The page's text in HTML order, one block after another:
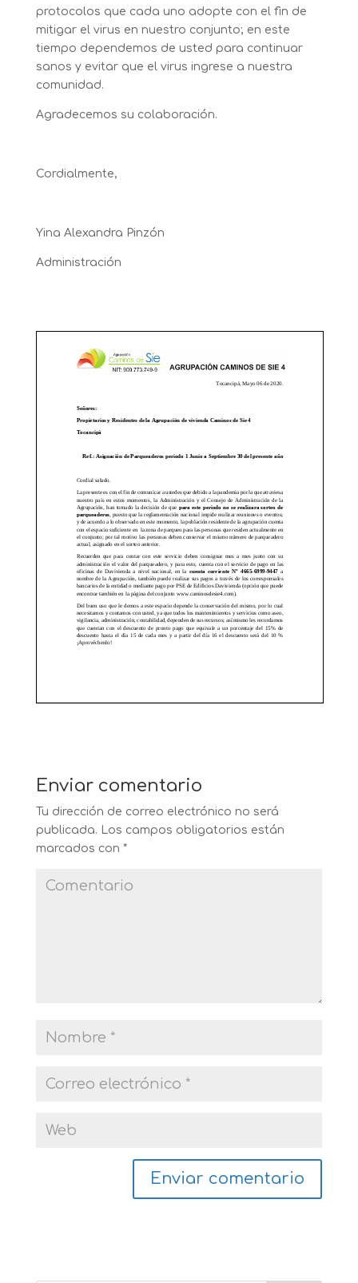
protocolos que cada uno adopte con el fin de
mitigar el virus en nuestro conjunto; en este
tiempo dependemos de usted para continuar
sanos y evitar que el virus ingrese a nuestra
comunidad.
Agradecemos su colaboración.
Cordialmente,
Yina Alexandra Pinzón
Administración
Enviar comentario
Tu dirección de correo electrónico no será
publicada. Los campos obligatorios están
marcados con *